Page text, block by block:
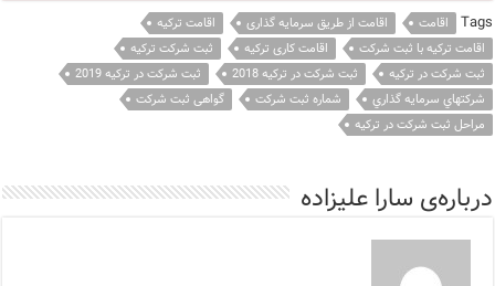
Tags اقامت اقامت از طریق سرمایه گذاری
اقامت ترکیه
اقامت ترکیه با ثبت شرکت
اقامت کاری ترکیه
ثبت شرکت ترکیه
ثبت شرکت در ترکیه
ثبت شرکت در ترکیه 2018
ثبت شرکت در ترکیه 2019
شركتهاي سرمايه گذاري
شماره ثبت شرکت
گواهی ثبت شرکت
مراحل ثبت شرکت در ترکیه
درباره‌ی سارا علیزاده